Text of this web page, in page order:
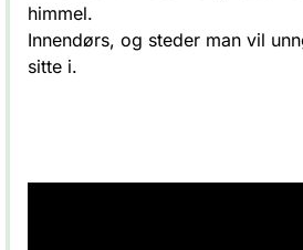
himmel.
Innendørs, og steder man vil
sitte i.